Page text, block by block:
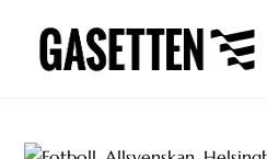
content